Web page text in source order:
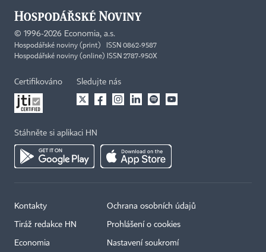
© 1996-2026 Economia, a.s.
Hospodářské noviny (print) ISSN 0862-9587
Hospodářské noviny (online) ISSN 2787-950X
Certifikováno Sledujte nás
Stáhněte si aplikaci HN
Kontakty
Tiráž redakce HN
Economia
Ochrana osobních údajů
Prohlášení o cookies
Nastavení soukromí